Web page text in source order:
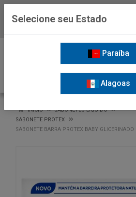
INÍCIO
SABONETES LIQUIDO
SABONETE PROTEX
SABONETE BARRA PROTEX BABY GLICERINADO
Selecione seu Estado
Paraíba
Alagoas